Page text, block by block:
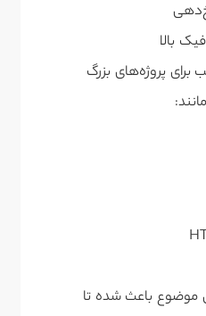
بالا
پروژه‌های بزرگ
موضوع باعث شده تا